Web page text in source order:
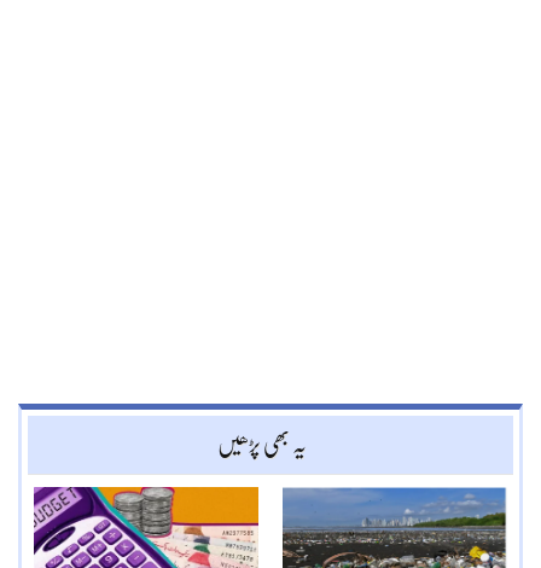
یہ بھی پڑھیں